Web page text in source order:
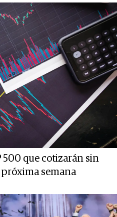
500 que cotizarán sin
semana